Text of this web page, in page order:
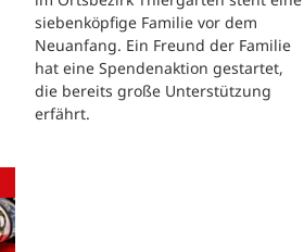
siebenköpfige Familie vor dem
Neuanfang. Ein Freund der Familie
hat eine Spendenaktion gestartet,
die bereits große Unterstützung
erfährt.